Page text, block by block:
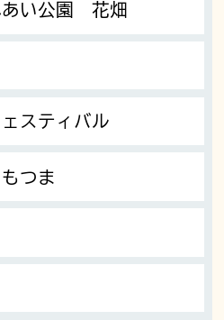
あい公園 花畑
スティバル
つま